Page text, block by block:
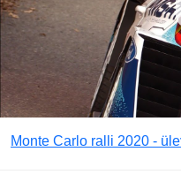
Monte Carlo ralli 2020 -